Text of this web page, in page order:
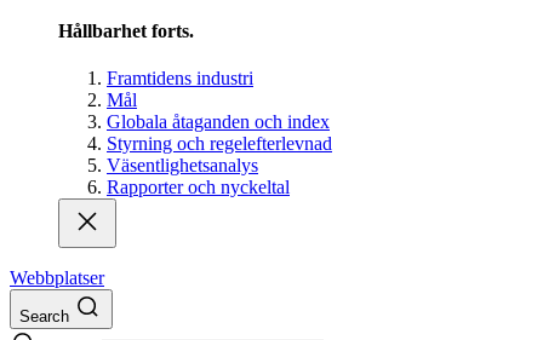
Hållbarhet forts.
Framtidens industri
Mål
Globala åtaganden och index
Styrning och regelefterlevnad
Väsentlighetsanalys
Rapporter och nyckeltal
Webbplatser
Search